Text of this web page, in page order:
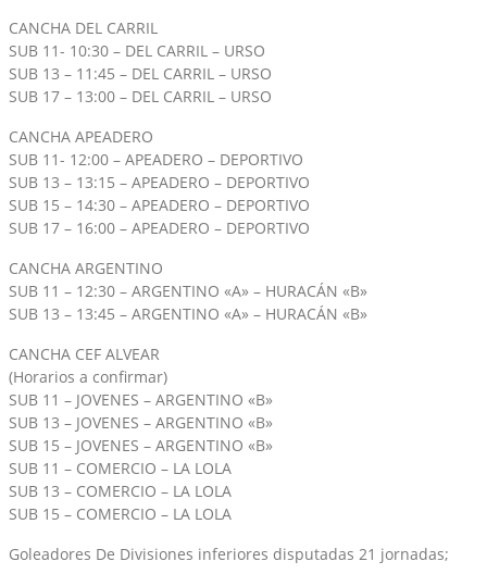
CANCHA DEL CARRIL
SUB 11- 10:30 – DEL CARRIL – URSO
SUB 13 – 11:45 – DEL CARRIL – URSO
SUB 17 – 13:00 – DEL CARRIL – URSO
CANCHA APEADERO
SUB 11- 12:00 – APEADERO – DEPORTIVO
SUB 13 – 13:15 – APEADERO – DEPORTIVO
SUB 15 – 14:30 – APEADERO – DEPORTIVO
SUB 17 – 16:00 – APEADERO – DEPORTIVO
CANCHA ARGENTINO
SUB 11 – 12:30 – ARGENTINO «A» – HURACÁN «B»
SUB 13 – 13:45 – ARGENTINO «A» – HURACÁN «B»
CANCHA CEF ALVEAR
(Horarios a confirmar)
SUB 11 – JOVENES – ARGENTINO «B»
SUB 13 – JOVENES – ARGENTINO «B»
SUB 15 – JOVENES – ARGENTINO «B»
SUB 11 – COMERCIO – LA LOLA
SUB 13 – COMERCIO – LA LOLA
SUB 15 – COMERCIO – LA LOLA
Goleadores De Divisiones inferiores disputadas 21 jornadas;